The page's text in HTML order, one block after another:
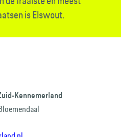
is Elswout.
Kennemerland